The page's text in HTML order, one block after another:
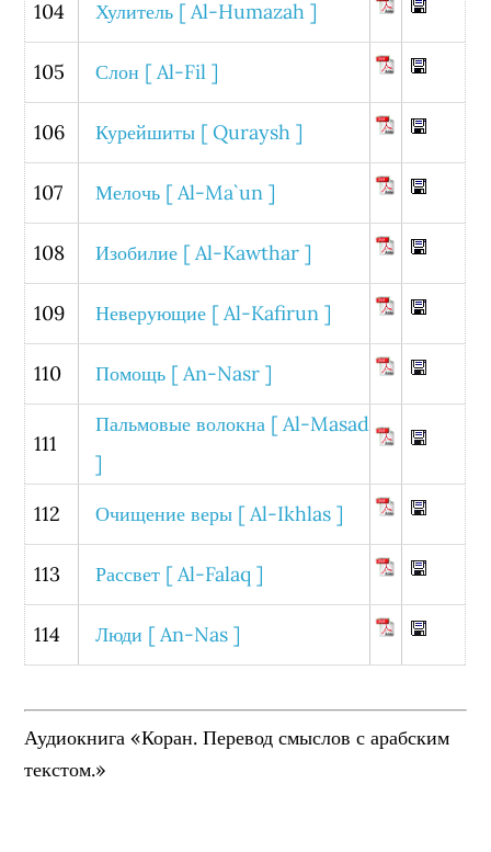
104 Хулитель [ Al-Humazah ]
105 Слон [ Al-Fil ]
106 Курейшиты [ Quraysh ]
107 Мелочь [ Al-Ma`un ]
108 Изобилие [ Al-Kawthar ]
109 Неверующие [ Al-Kafirun ]
110 Помощь [ An-Nasr ]
111
Пальмовые волокна [ Al-Masad
]
112
Очищение веры [ Al-Ikhlas ]
113 Рассвет [ Al-Falaq ]
114 Люди [ An-Nas ]
Аудиокнига «Коран. Перевод смыслов с арабским
текстом.»